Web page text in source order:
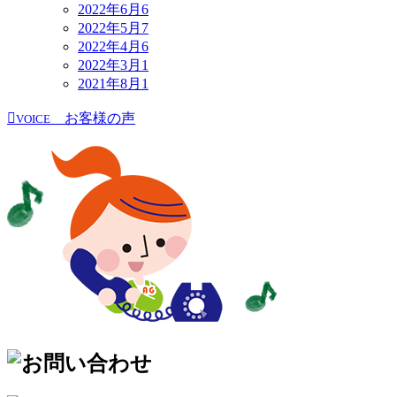
2022年6月 6
2022年5月 7
2022年4月 6
2022年3月 1
2021年8月 1
VOICE お客様の声